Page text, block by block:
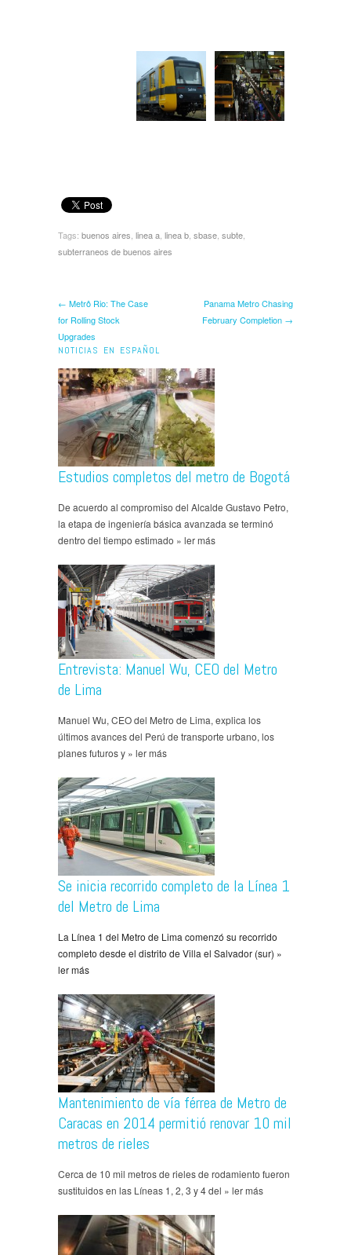
Tags: buenos aires linea a linea b sbase subte
subterraneos de buenos aires
← Metrô Rio: The Case
for Rolling Stock
Upgrades
Panama Metro Chasing
February Completion →
NOTICIAS EN ESPAÑOL
Estudios completos del metro de Bogotá
De acuerdo al compromiso del Alcalde Gustavo Petro,
la etapa de ingeniería básica avanzada se terminó
dentro del tiempo estimado » ler más
Entrevista: Manuel Wu, CEO del Metro
de Lima
Manuel Wu, CEO del Metro de Lima, explica los
últimos avances del Perú de transporte urbano, los
planes futuros y » ler más
Se inicia recorrido completo de la Línea 1
del Metro de Lima
La Línea 1 del Metro de Lima comenzó su recorrido
completo desde el distrito de Villa el Salvador (sur) »
ler más
Mantenimiento de vía férrea de Metro de
Caracas en 2014 permitió renovar 10 mil
metros de rieles
Cerca de 10 mil metros de rieles de rodamiento fueron
sustituidos en las Líneas 1, 2, 3 y 4 del » ler más